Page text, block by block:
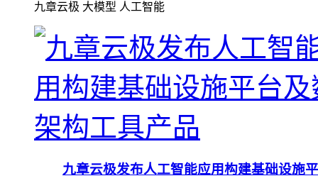
九章云极 大模型 人工智能
九章云极发布人工智能应用构建基础设施